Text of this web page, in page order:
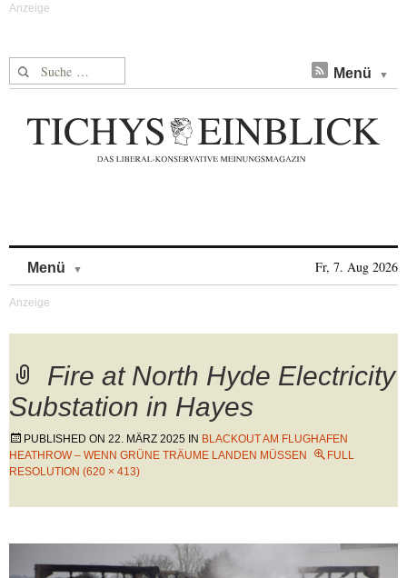
Suche nach: Menü
Menü Fr, 7. Aug 2026
Fire at North Hyde Electricity
Substation in Hayes
PUBLISHED ON 22. MÄRZ 2025 IN BLACKOUT AM FLUGHAFEN
HEATHROW – WENN GRÜNE TRÄUME LANDEN MÜSSEN
FULL
RESOLUTION (620 × 413)